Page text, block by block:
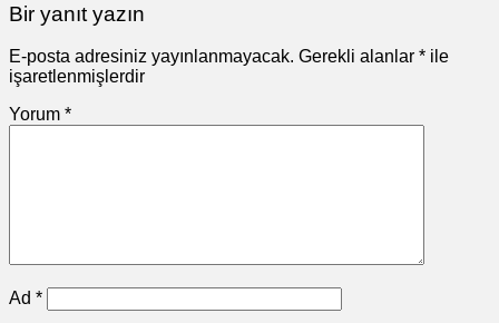
Bir yanıt yazın
E-posta adresiniz yayınlanmayacak. Gerekli alanlar * ile
işaretlenmişlerdir
Yorum *
Ad *